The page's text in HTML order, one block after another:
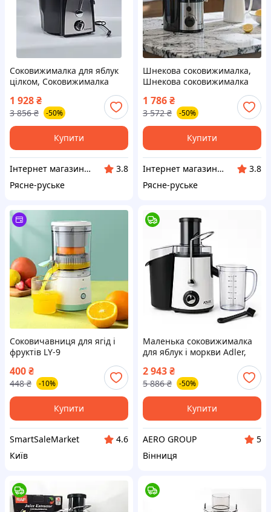
Соковижималка для яблук
цілком, Соковижималка
Цитрусові соковижималки,
ITR
1 928₴
3 856 ₴ -50%
Купити
Інтернет магазин Єнот
3.8
Рясне-руське
Шнекова соковижималка,
Шнекова соковижималка
соковижималка для моркви,
Сік з абрикоса в
соковижималці, ITR
1 786₴
3 572 ₴ -50%
Купити
Інтернет магазин Єнот
3.8
Рясне-руське
Соковичавниця для ягід і
фруктів LY-9
400₴
448 ₴ -10%
Купити
SmartSaleMarket
4.6
Київ
Маленька соковижималка
для яблук і моркви Adler,
твердих плодів KD-17
2 943₴
5 886 ₴ -50%
Купити
AERO GROUP
5
Вінниця